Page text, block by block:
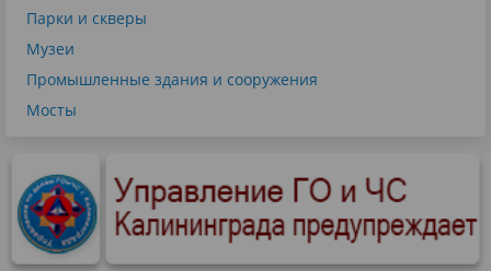
Парки и скверы
Музеи
Промышленные здания и сооружения
Мосты